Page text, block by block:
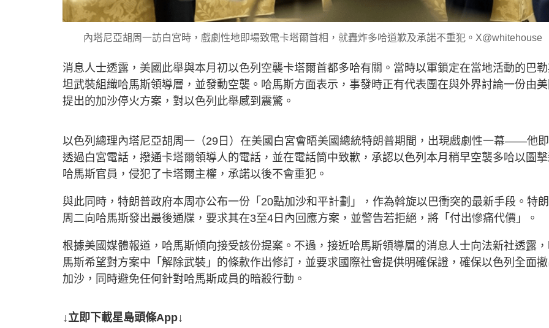
內塔尼亞胡周一訪白宮時，戲劇性地即場致電卡塔爾首相，就轟炸多哈道歉及承諾不重犯。X@whitehouse
消息人士透露，美國此舉與本月初以色列空襲卡塔爾首都多哈有關。當時以軍鎖定在當地活動的巴
坦武裝組織哈馬斯領導層，並發動空襲。哈馬斯方面表示，事發時正有代表團在與外界討論一份由美
提出的加沙停火方案，對以色列此舉感到震驚。
以色列總理內塔尼亞胡周一（29日）在美國白宮會晤美國總統特朗普期間，出現戲劇性一幕——他
透過白宮電話，撥通卡塔爾領導人的電話，並在電話筒中致歉，承認以色列本月稍早空襲多哈以圖
哈馬斯官員，侵犯了卡塔爾主權，承諾以後不會重犯。
與此同時，特朗普政府本周亦公布一份「20點加沙和平計劃」，作為斡旋以巴衝突的最新手段。特
周二向哈馬斯發出最後通牒，要求其在3至4日內回應方案，並警告若拒絕，將「付出慘痛代價」。
根據美國媒體報道，哈馬斯傾向接受該份提案。不過，接近哈馬斯領導層的消息人士向法新社透露
馬斯希望對方案中「解除武裝」的條款作出修訂，並要求國際社會提供明確保證，確保以色列全面撤
加沙，同時避免任何針對哈馬斯成員的暗殺行動。
↓立即下載星島頭條App↓